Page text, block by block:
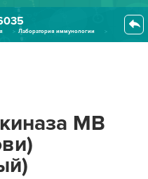
Лаборатория иммунологии
MB